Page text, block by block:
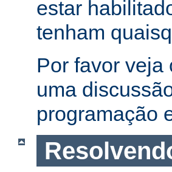
estar
tenham
Por favor veja
uma
programação